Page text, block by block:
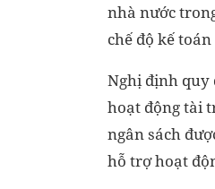
nhà nước
chế độ kế
Nghị định quy
hoạt động tài
ngân sách
hỗ trợ hoạt